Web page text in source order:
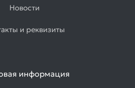
Новости
и реквизиты
информация